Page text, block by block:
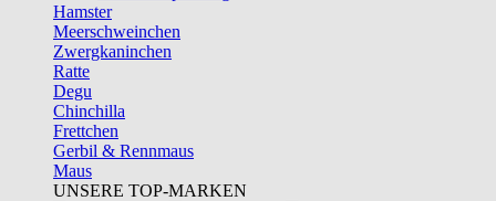
Hamster
Meerschweinchen
Zwergkaninchen
Ratte
Degu
Chinchilla
Frettchen
Gerbil & Rennmaus
Maus
UNSERE TOP-MARKEN